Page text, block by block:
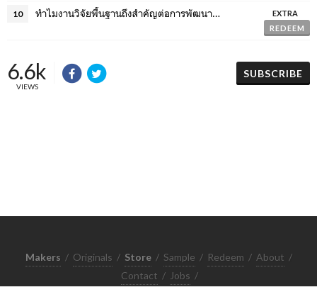
10 ทำไมงานวิจัยพื้นฐานถึงสำคัญต่อการพัฒนาของประเทศ
EXTRA
REDEEM
6.6k
VIEWS
SUBSCRIBE
Makers / Originals / Store / Sample / Redeem / About /
Contact / Jobs /